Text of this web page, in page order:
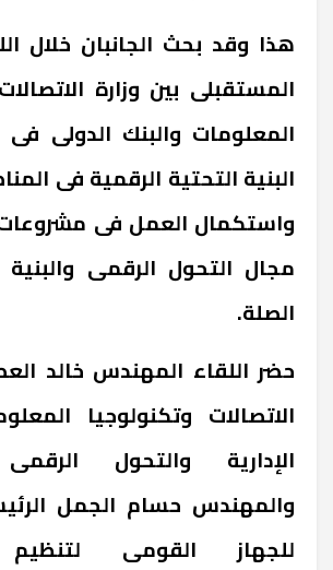
هذا وقد بحث الجانبان خلال
المستقبلى بين وزارة
المعلومات والبنك الدولى
البنية التحتية الرقمية فى
واستكمال العمل فى
مجال التحول الرقمى والبنية
الصلة.
حضر اللقاء المهندس خالد
الاتصالات وتكنولوجيا
الإدارية والتحول
والمهندس حسام الجمل
للجهاز القومى لتنظيم